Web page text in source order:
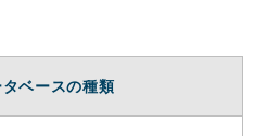
ベースの種類